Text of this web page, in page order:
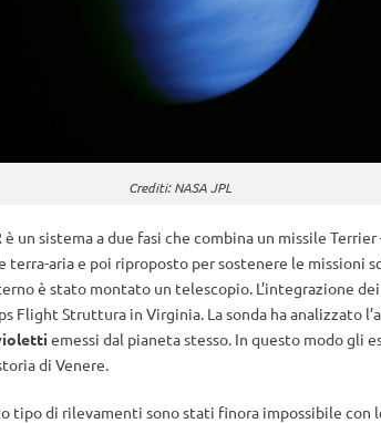
Crediti: NASA JPL
è un sistema a due fasi che combina un missile
terra-aria e poi riproposto per sostenere le missioni
è stato montato un telescopio. L’integrazione
Flight Struttura in Virginia. La sonda ha analizzato
emessi dal pianeta stesso. In questo modo gli
di Venere.
tipo di rilevamenti sono stati finora impossibile con